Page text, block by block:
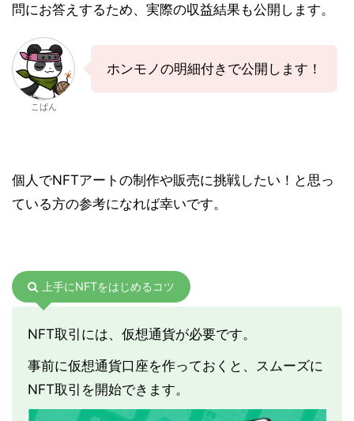
問にお答えするため、実際の収益結果も公開します。
こばん
ホンモノの明細付きで公開します！
個人でNFTアートの制作や販売に挑戦したい！と思っ
ている方の参考になれば幸いです。
上手にNFTをはじめるコツ
NFT取引には、仮想通貨が必要です。
事前に仮想通貨口座を作っておくと、スムーズに
NFT取引を開始できます。